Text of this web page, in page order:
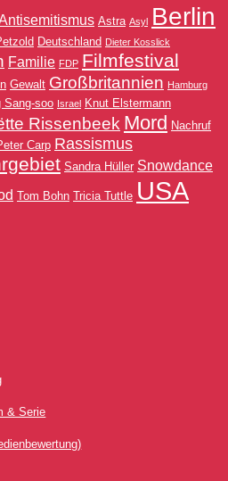
Astra Asyl Berlin
Deutschland Dieter Kosslick
Familie FDP Filmfestival
Gewalt Großbritannien Hamburg
Sang-soo Israel Knut Elstermann
Rissenbeek Mord Nachruf
Carp Rassismus
Sandra Hüller Snowdance
Tom Bohn Tricia Tuttle USA
& Serie